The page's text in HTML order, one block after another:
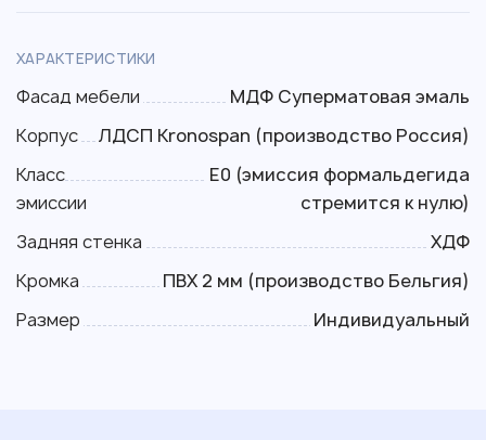
ХАРАКТЕРИСТИКИ
Фасад мебели
МДФ Суперматовая эмаль
Корпус
ЛДСП Kronospan (производство Россия)
Класс
эмиссии
Е0 (эмиссия формальдегида
стремится к нулю)
Задняя стенка
ХДФ
Кромка
ПВХ 2 мм (производство Бельгия)
Размер
Индивидуальный